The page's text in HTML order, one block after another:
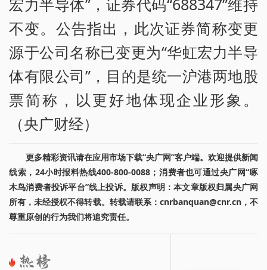
宏力半导体”，证券代码“688347”维持
不变。公告指出，此次证券简称变更
源于公司名称已变更为“华虹宏力半导
体有限公司”，目的是统一沪港两地股
票简称，以更好地体现企业形象。
（央广财经）
更多精彩资讯请在应用市场下载“央广网”客户端。欢迎提供新闻
线索，24小时报料热线400-800-0088；消费者也可通过央广网“啄
木鸟消费者投诉平台”线上投诉。版权声明：本文章版权归属央广网
所有，未经授权不得转载。转载请联系：cnrbanquan@cnr.cn，不
尊重原创的行为我们将追究责任。